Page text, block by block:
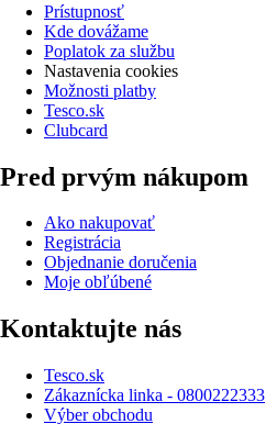
Prístupnosť
Kde dovážame
Poplatok za službu
Nastavenia cookies
Možnosti platby
Tesco.sk
Clubcard
Pred prvým nákupom
Ako nakupovať
Registrácia
Objednanie doručenia
Moje obľúbené
Kontaktujte nás
Tesco.sk
Zákaznícka linka - 0800222333
Výber obchodu